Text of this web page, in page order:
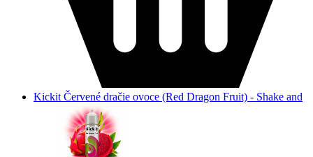
Kickit Červené dračie ovoce (Red Dragon Fruit) - Shake and